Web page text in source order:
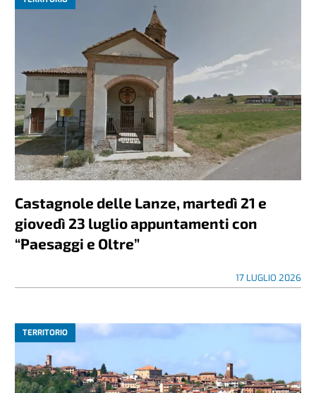
Castagnole delle Lanze, martedì 21 e
giovedì 23 luglio appuntamenti con
“Paesaggi e Oltre”
17 LUGLIO 2026
TERRITORIO